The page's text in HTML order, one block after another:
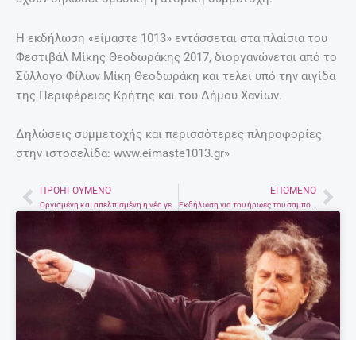
Η εκδήλωση «είμαστε 1013» εντάσσεται στα πλαίσια του
Φεστιβάλ Μίκης Θεοδωράκης 2017, διοργανώνεται από το
Σύλλογο Φίλων Μίκη Θεοδωράκη και τελεί υπό την αιγίδα
της Περιφέρειας Κρήτης και του Δήμου Χανίων.
Δηλώσεις συμμετοχής και περισσότερες πληροφορίες
στην ιστοσελίδα: www.eimaste1013.gr»
PrevΠΡΟΗΓΟΎΜΕΝΟ ΕΠΌΜΕΝΟ
Εκδήλωση για του ήρωες του σαμποτάζ στο αεροδρόμιο Ηρακλείου